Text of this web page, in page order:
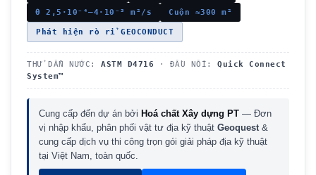
θ 2,5·10⁻⁴–4·10⁻³ m²/s Cuộn ≈300 m²
Phát hiện rò rỉ GEOCONDUCT
THỬ DẪN NƯỚC: ASTM D4716 · ĐẦU NỐI: Quick Connect
System™
Cung cấp đến dự án bởi Hoá chất Xây dựng PT — Đơn
vị nhập khẩu, phân phối vật tư địa kỹ thuật Geoquest &
cung cấp dịch vụ thi công trọn gói giải pháp địa kỹ thuật
tại Việt Nam, toàn quốc.